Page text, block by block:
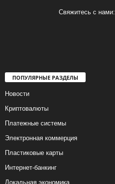
Свяжитесь с нами:
ПОПУЛЯРНЫЕ РАЗДЕЛЫ
Новости
Криптовалюты
Платежные системы
Электронная коммерция
Пластиковые карты
Интернет-банкинг
Локальная экономика